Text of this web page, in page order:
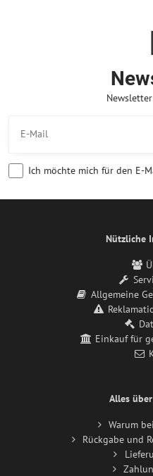
Ich möchte mich für den E-
Nützliche
Allgemeine
Einkauf für
Alles
Warum
Rückgabe und